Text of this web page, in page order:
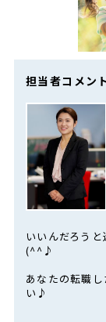
担当者コメン
いいんだろう
(^^♪
あなたの転職
い♪